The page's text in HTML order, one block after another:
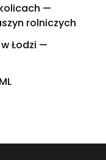
—
rolniczych
Łodzi —